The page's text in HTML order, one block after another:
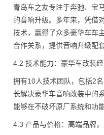
青岛车之友专注于奔驰、宝
的音响升级。多年来，凭借
技术，赢得了众多豪华车车
合作关系，提供音响升级配套
4.2 技术能力：豪华车改装
拥有10人技术团队，包括2
长解决豪华车音响改装中的
能够在不破坏原厂系统和功
4.3 产品与价格：高端品牌